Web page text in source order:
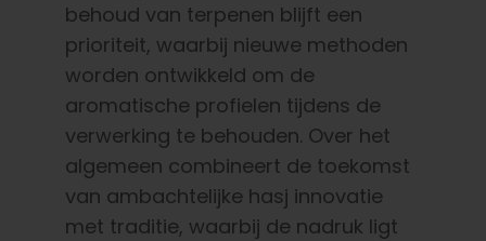
behoud van terpenen blijft een
prioriteit, waarbij nieuwe methoden
worden ontwikkeld om de
aromatische profielen tijdens de
verwerking te behouden. Over het
algemeen combineert de toekomst
van ambachtelijke hasj innovatie
met traditie, waarbij de nadruk ligt